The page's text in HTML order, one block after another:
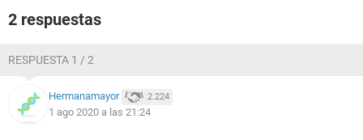
2 respuestas
RESPUESTA 1 / 2
Hermanamayor 2.224
1 ago 2020 a las 21:24